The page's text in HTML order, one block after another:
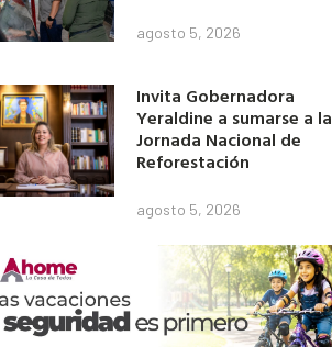
agosto 5, 2026
Invita Gobernadora
Yeraldine a sumarse a la
Jornada Nacional de
Reforestación
agosto 5, 2026